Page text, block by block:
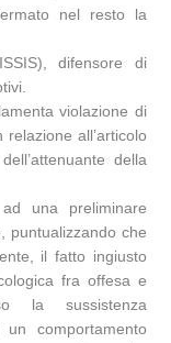
nel resto la
difensore di
violazione di
all’articolo
della
una preliminare
puntualizzando che
il fatto ingiusto
fra offesa e
la sussistenza
comportamento